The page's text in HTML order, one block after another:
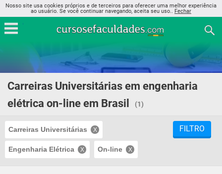
Nosso site usa cookies próprios e de terceiros para oferecer uma melhor experiência
ao usuário. Se você continuar navegando, aceita seu uso.. Fechar
Carreiras Universitárias em engenharia
elétrica on-line em Brasil
(1)
Carreiras Universitárias
Engenharia Elétrica On-line
FILTRO